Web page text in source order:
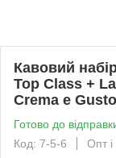
Кавовий
Top Class +
Crema e Gusto
Готово до
Код: 7-5-6
Опт і